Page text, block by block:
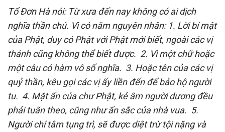
Tổ Ðơn Hà nói: Từ xưa đến nay không có ai dịch
nghĩa thần chú. Vì có năm nguyên nhân: 1. Lời bí mật
của Phật, duy có Phật với Phật mới biết, ngoài các vị
thánh cũng không thể biết được. 2. Vì một chữ hoặc
một câu có hàm vô số nghĩa. 3. Hoặc tên của các vị
quỷ thần, kêu gọi các vị ấy liền đến để bảo hộ người
tu. 4. Mặt ấn của chư Phật, kẻ âm người dương đều
phải tuân theo, cũng như ấn sắc của nhà vua. 5.
Người chí tâm tụng trì, sẽ được diệt trừ tội nặng và